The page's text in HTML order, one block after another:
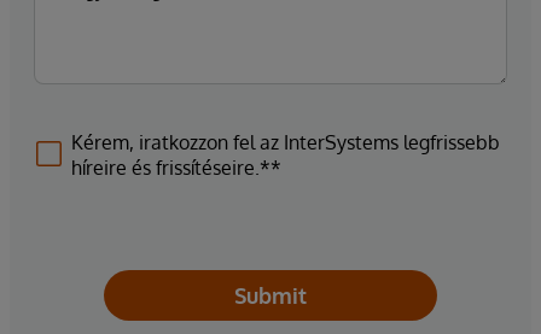
Kérem, iratkozzon fel az InterSystems legfrissebb
híreire és frissítéseire.**
Submit